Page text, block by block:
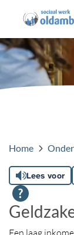
Home
Lees voor
Een laag